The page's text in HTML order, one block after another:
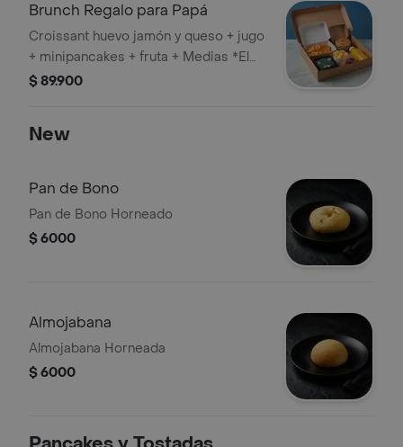
Brunch Regalo para Papá
Croissant huevo jamón y queso + jugo
+ minipancakes + fruta + Medias *El
sabor del jugo y el diseño de las
$ 89.900
New
Pan de Bono
Pan de Bono Horneado
$ 6000
Almojabana
Almojabana Horneada
$ 6000